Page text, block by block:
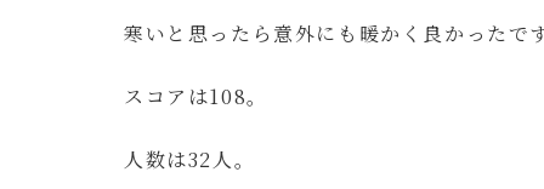
寒いと思ったら意外にも暖かく良かったで
スコアは108。
人数は32人。